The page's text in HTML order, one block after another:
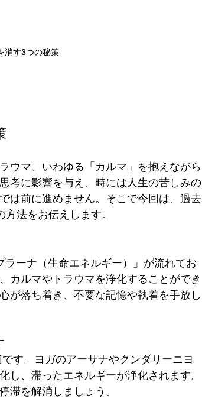
消す3つの秘策
ウマ、いわゆる「カルマ」を抱えながら
考に影響を与え、時には人生の苦しみの
は前に進めません。そこで今回は、過去
法をお伝えします。
ラーナ（生命エネルギー）」が流れてお
カルマやトラウマを浄化することができ
が落ち着き、不要な記憶や執着を手放し
です。ヨガのアーサナやクンダリーニヨ
、滞ったエネルギーが浄化されます。
滞を解消しましょう。